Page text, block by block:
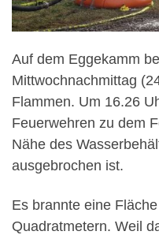
Auf dem Eggekamm
Mittwochnachmittag
Flammen. Um 16.26
Feuerwehren zu dem
Nähe des
ausgebrochen ist.
Es brannte eine
Quadratmetern. Weil